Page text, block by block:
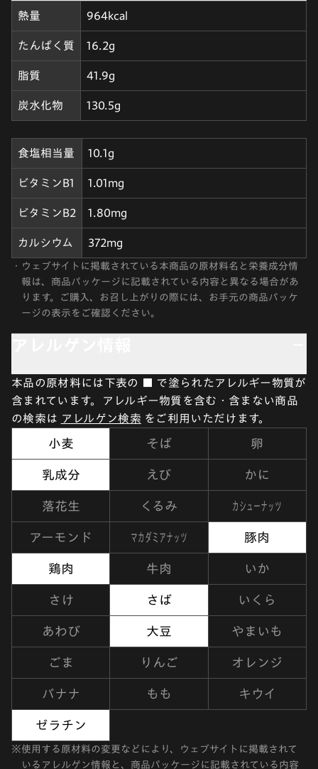
熱量 964kcal
たんぱく質 16.2g
脂質 41.9g
炭水化物 130.5g
食塩相当量 10.1g
ビタミンB1 1.01mg
ビタミンB2 1.80mg
カルシウム 372mg
・ ウェブサイトに掲載されている本商品の原材料名と栄養成分情
報は、商品パッケージに記載されている内容と異なる場合があ
ります。ご購入、お召し上がりの際には、お手元の商品パッケ
ージの表示をご確認ください。
本品の原材料には下表の ■ で塗られたアレルギー物質が
含まれています。アレルギー物質を含む・含まない商品
の検索は アレルゲン検索 をご利用いただけます。
小麦 そば 卵
乳成分 えび かに
落花生 くるみ カシューナッツ
アーモンド マカダミアナッツ 豚肉
鶏肉 牛肉 いか
さけ さば いくら
あわび 大豆 やまいも
ごま りんご オレンジ
バナナ もも キウイ
ゼラチン
※使用する原材料の変更などにより、ウェブサイトに掲載されて
いるアレルゲン情報と、商品パッケージに記載されている内容